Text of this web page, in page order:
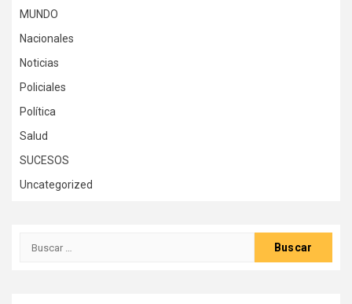
MUNDO
Nacionales
Noticias
Policiales
Política
Salud
SUCESOS
Uncategorized
Buscar: